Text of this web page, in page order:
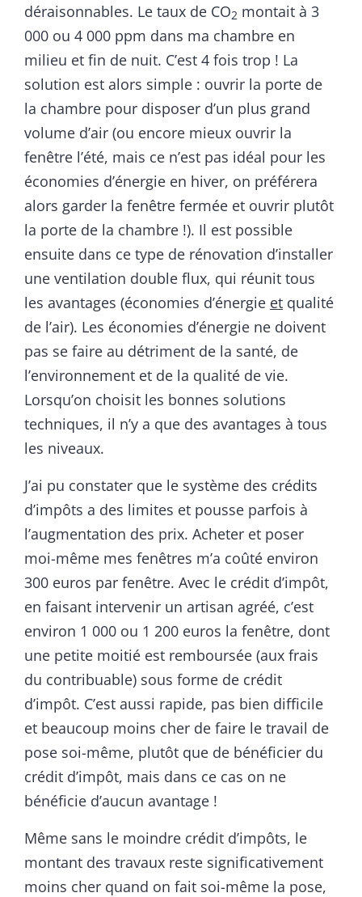
déraisonnables. Le taux de CO2 montait à 3
000 ou 4 000 ppm dans ma chambre en
milieu et fin de nuit. C’est 4 fois trop ! La
solution est alors simple : ouvrir la porte de
la chambre pour disposer d’un plus grand
volume d’air (ou encore mieux ouvrir la
fenêtre l’été, mais ce n’est pas idéal pour les
économies d’énergie en hiver, on préférera
alors garder la fenêtre fermée et ouvrir plutôt
la porte de la chambre !). Il est possible
ensuite dans ce type de rénovation d’installer
une ventilation double flux, qui réunit tous
les avantages (économies d’énergie et qualité
de l’air). Les économies d’énergie ne doivent
pas se faire au détriment de la santé, de
l’environnement et de la qualité de vie.
Lorsqu’on choisit les bonnes solutions
techniques, il n’y a que des avantages à tous
les niveaux.
J’ai pu constater que le système des crédits
d’impôts a des limites et pousse parfois à
l’augmentation des prix. Acheter et poser
moi-même mes fenêtres m’a coûté environ
300 euros par fenêtre. Avec le crédit d’impôt,
en faisant intervenir un artisan agréé, c’est
environ 1 000 ou 1 200 euros la fenêtre, dont
une petite moitié est remboursée (aux frais
du contribuable) sous forme de crédit
d’impôt. C’est aussi rapide, pas bien difficile
et beaucoup moins cher de faire le travail de
pose soi-même, plutôt que de bénéficier du
crédit d’impôt, mais dans ce cas on ne
bénéficie d’aucun avantage !
Même sans le moindre crédit d’impôts, le
montant des travaux reste significativement
moins cher quand on fait soi-même la pose,